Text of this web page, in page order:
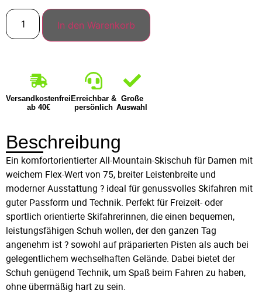
In den Warenkorb
Versandkostenfrei
ab 40€
Erreichbar &
persönlich
Große
Auswahl
Beschreibung
Ein komfortorientierter All-Mountain-Skischuh für Damen mit
weichem Flex-Wert von 75, breiter Leisten­breite und
moderner Ausstattung ? ideal für genussvolles Skifahren mit
guter Passform und Technik. Perfekt für Freizeit- oder
sportlich orientierte Skifahrerinnen, die einen bequemen,
leistungsfähigen Schuh wollen, der den ganzen Tag
angenehm ist ? sowohl auf präparierten Pisten als auch bei
gelegentlichem wechselhaften Gelände. Dabei bietet der
Schuh genügend Technik, um Spaß beim Fahren zu haben,
ohne übermäßig hart zu sein.